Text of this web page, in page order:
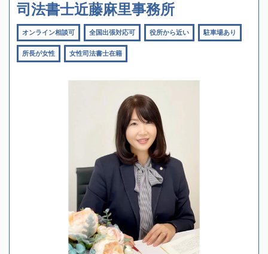
司法書士近藤麻里事務所
オンライン相談可 全国出張対応可 役所から近い 駐車場あり
所長が女性 女性司法書士在籍